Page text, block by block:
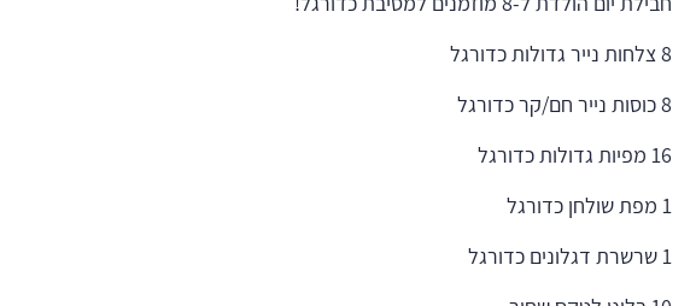
8 צלחות נייר גדולות כדורגל
8 כוסות נייר חם/קר כדורגל
16 מפיות גדולות כדורגל
1 מפת שולחן כדורגל
1 שרשרת דגלונים כדורגל